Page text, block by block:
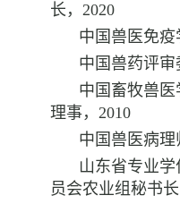
长， 2020
中国兽医免疫
中国兽药评审
中国畜牧兽
理事， 2010
中国兽医病理
山东省专业
员会农业组秘书长